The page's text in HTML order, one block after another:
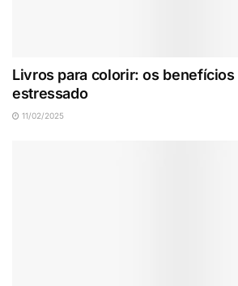
Livros para colorir: os
estressado
11/02/2025